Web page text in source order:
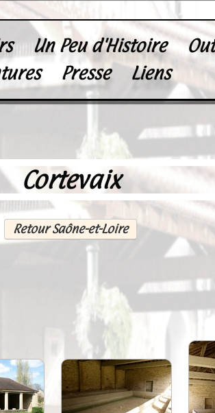
Un Peu d'Histoire
Presse Liens
Cortevaix
Retour Saône-et-Loire